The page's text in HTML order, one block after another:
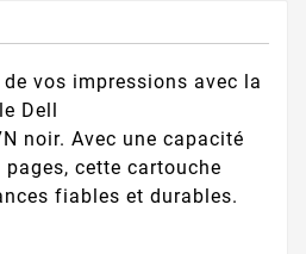
vos impressions avec la
Dell
noir. Avec une capacité
cette cartouche
fiables et durables.